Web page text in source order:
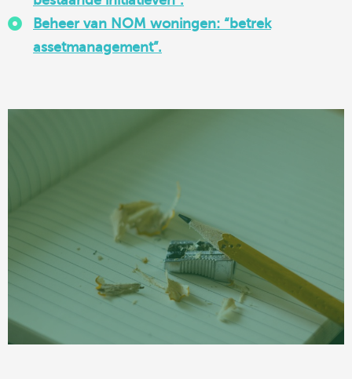
Beheer van NOM woningen: “betrek
assetmanagement”.